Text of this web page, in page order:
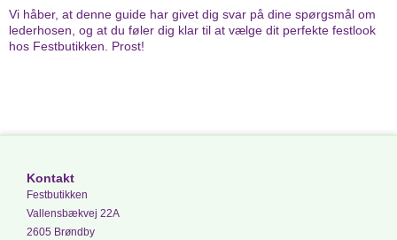
Vi håber, at denne guide har givet dig svar på dine spørgsmål om
lederhosen, og at du føler dig klar til at vælge dit perfekte festlook
hos Festbutikken. Prost!
Kontakt
Festbutikken
Vallensbækvej 22A
2605 Brøndby